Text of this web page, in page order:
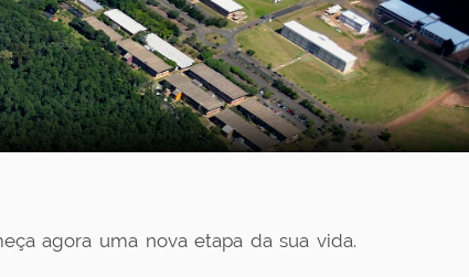
agora uma nova etapa da sua vida.